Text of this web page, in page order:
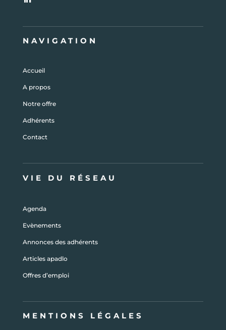
NAVIGATION
Accueil
A propos
Notre offre
Adhérents
Contact
VIE DU RÉSEAU
Agenda
Evènements
Annonces des adhérents
Articles apadlo
Offres d’emploi
MENTIONS LÉGALES